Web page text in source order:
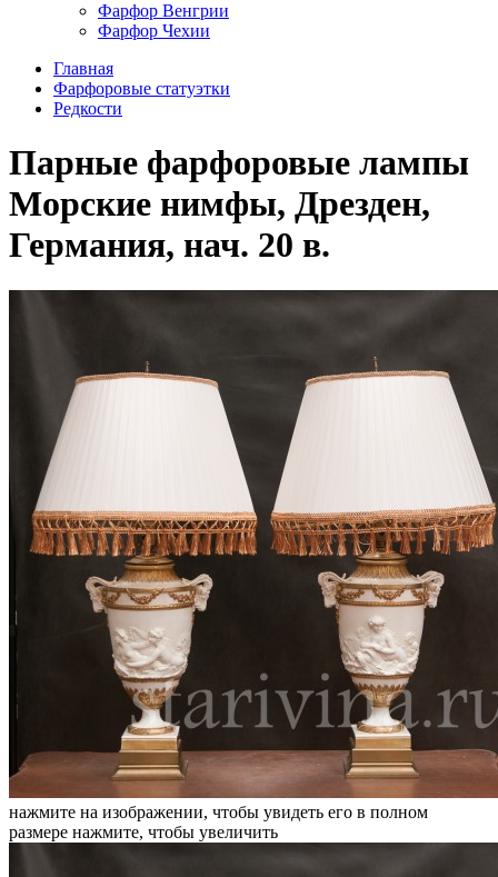
Фарфор Венгрии
Фарфор Чехии
Главная
Фарфоровые статуэтки
Редкости
Парные фарфоровые лампы
Морские нимфы, Дрезден,
Германия, нач. 20 в.
нажмите на изображении, чтобы увидеть его в полном
размере нажмите, чтобы увеличить